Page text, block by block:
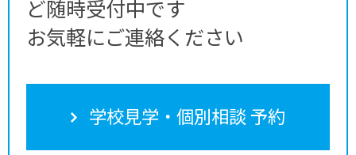
ど随時受付中です
お気軽にご連絡ください
学校見学・個別相談 予約